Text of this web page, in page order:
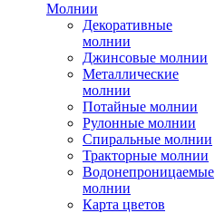
Молнии
Декоративные
молнии
Джинсовые молнии
Металлические
молнии
Потайные молнии
Рулонные молнии
Спиральные молнии
Тракторные молнии
Водонепроницаемые
молнии
Карта цветов